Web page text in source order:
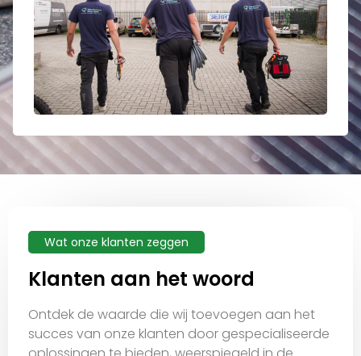
Wat onze klanten zeggen
Klanten aan het woord
Ontdek de waarde die wij toevoegen aan het
succes van onze klanten door gespecialiseerde